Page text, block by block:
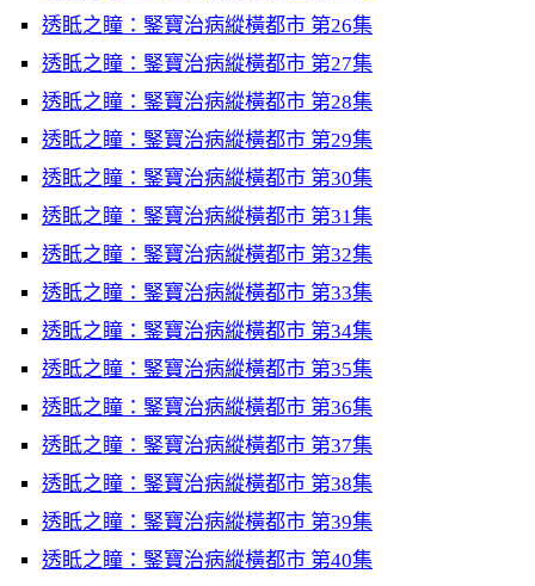
透眡之瞳：鋻寶治病縱橫都市 第26集
透眡之瞳：鋻寶治病縱橫都市 第27集
透眡之瞳：鋻寶治病縱橫都市 第28集
透眡之瞳：鋻寶治病縱橫都市 第29集
透眡之瞳：鋻寶治病縱橫都市 第30集
透眡之瞳：鋻寶治病縱橫都市 第31集
透眡之瞳：鋻寶治病縱橫都市 第32集
透眡之瞳：鋻寶治病縱橫都市 第33集
透眡之瞳：鋻寶治病縱橫都市 第34集
透眡之瞳：鋻寶治病縱橫都市 第35集
透眡之瞳：鋻寶治病縱橫都市 第36集
透眡之瞳：鋻寶治病縱橫都市 第37集
透眡之瞳：鋻寶治病縱橫都市 第38集
透眡之瞳：鋻寶治病縱橫都市 第39集
透眡之瞳：鋻寶治病縱橫都市 第40集